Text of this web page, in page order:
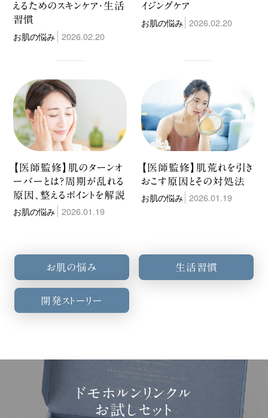
えるためのスキンケア・生活
習慣
お肌の悩み 2026.02.20
イジングケア
お肌の悩み 2026.02.20
【医師監修】肌のターンオ
ーバーとは？周期が乱れる
原因、整えるポイントを解説
お肌の悩み 2026.01.19
【医師監修】肌荒れを引き
おこす原因とその対処法
お肌の悩み 2026.01.19
お肌の悩み 生活習慣
開発ストーリー
ドモホルンリンクル
お試しセット